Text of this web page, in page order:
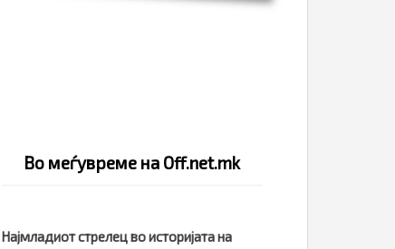
Во меѓувреме на Off.net.mk
Најмладиот стрелец во историјата на